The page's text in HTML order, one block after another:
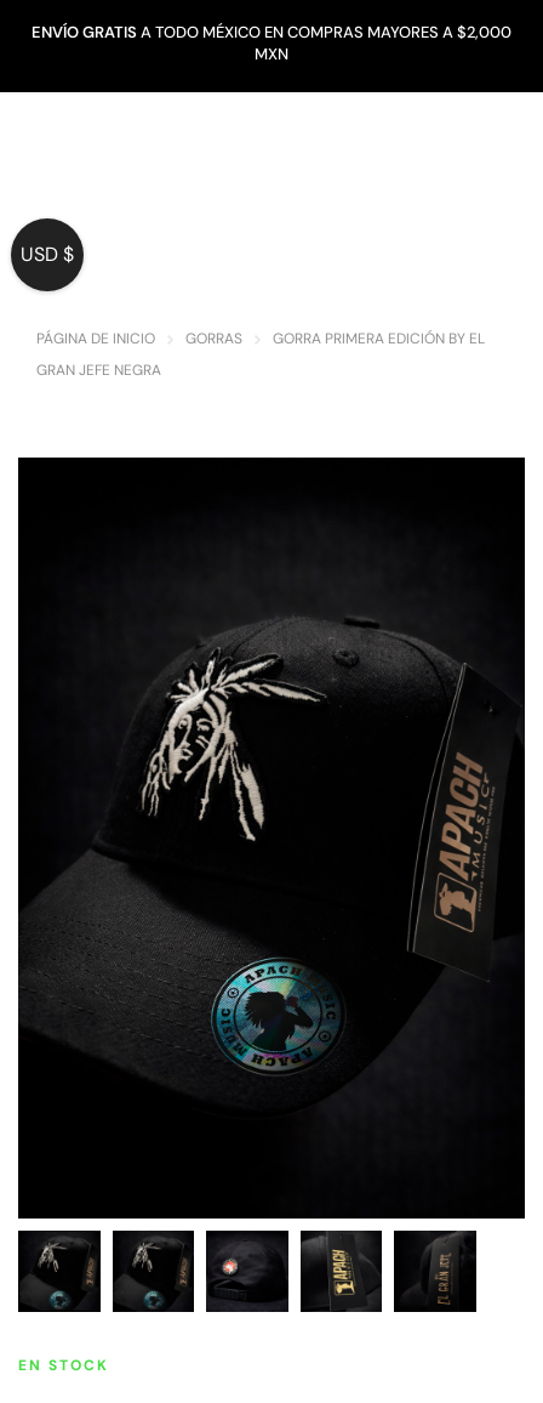
ENVÍO GRATISA TODO MÉXICO EN COMPRAS MAYORES A $2,000
MXN
PÁGINA DE INICIO GORRAS
GORRA PRIMERA EDICIÓN BY EL
GRAN JEFE NEGRA
EN STOCK
USD $